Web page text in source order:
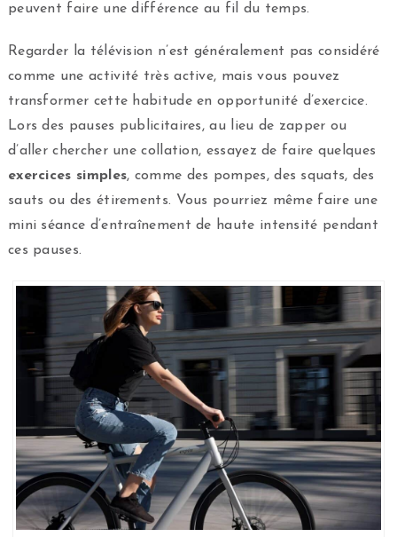
peuvent faire une différence au fil du temps.
Regarder la télévision n’est généralement pas considéré
comme une activité très active, mais vous pouvez
transformer cette habitude en opportunité d’exercice.
Lors des pauses publicitaires, au lieu de zapper ou
d’aller chercher une collation, essayez de faire quelques
exercices simples, comme des pompes, des squats, des
sauts ou des étirements. Vous pourriez même faire une
mini séance d’entraînement de haute intensité pendant
ces pauses.